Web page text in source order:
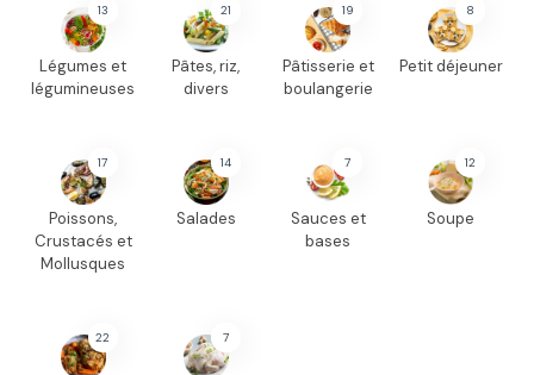
13
Légumes et
légumineuses
21
Pâtes, riz,
divers
19
Pâtisserie et
boulangerie
8
Petit déjeuner
17
Poissons,
Crustacés et
Mollusques
14
Salades
7
Sauces et
bases
12
Soupe
22 7